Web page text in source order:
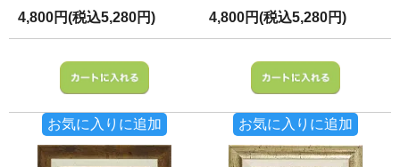
4,800円(税込5,280円)
お気に入りに追加
4,800円(税込5,280円)
お気に入りに追加